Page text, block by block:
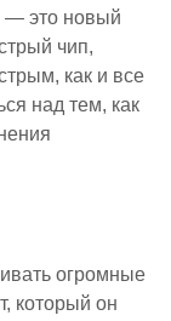
— это новый
чип,
как и все
над тем, как
огромные
который он